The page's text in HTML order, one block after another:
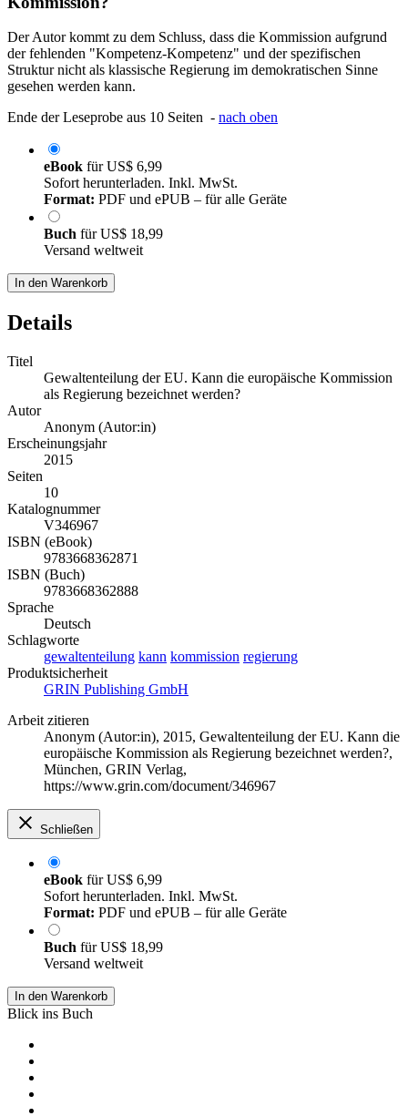
Der Autor kommt zu dem Schluss, dass die Kommission aufgrund
der fehlenden "Kompetenz-Kompetenz" und der spezifischen
Struktur nicht als klassische Regierung im demokratischen Sinne
gesehen werden kann.
Ende der Leseprobe aus 10 Seiten - nach oben
eBook fürUS$ 6,99
Sofort herunterladen. Inkl. MwSt.
Format: PDF und ePUB – für alle Geräte
Buch fürUS$ 18,99
Versand weltweit
In den Warenkorb
Details
Titel
Gewaltenteilung der EU. Kann die europäische Kommission
als Regierung bezeichnet werden?
Autor
Anonym (Autor:in)
Erscheinungsjahr
2015
Seiten
10
Katalognummer
V346967
ISBN (eBook)
9783668362871
ISBN (Buch)
9783668362888
Sprache
Deutsch
Schlagworte
gewaltenteilung kann kommission regierung
Produktsicherheit
GRIN Publishing GmbH
Arbeit zitieren
Anonym (Autor:in), 2015, Gewaltenteilung der EU. Kann die
europäische Kommission als Regierung bezeichnet werden?,
München, GRIN Verlag,
https://www.grin.com/document/346967
Schließen
eBook fürUS$ 6,99
Sofort herunterladen. Inkl. MwSt.
Format: PDF und ePUB – für alle Geräte
Buch fürUS$ 18,99
Versand weltweit
In den Warenkorb
Blick ins Buch